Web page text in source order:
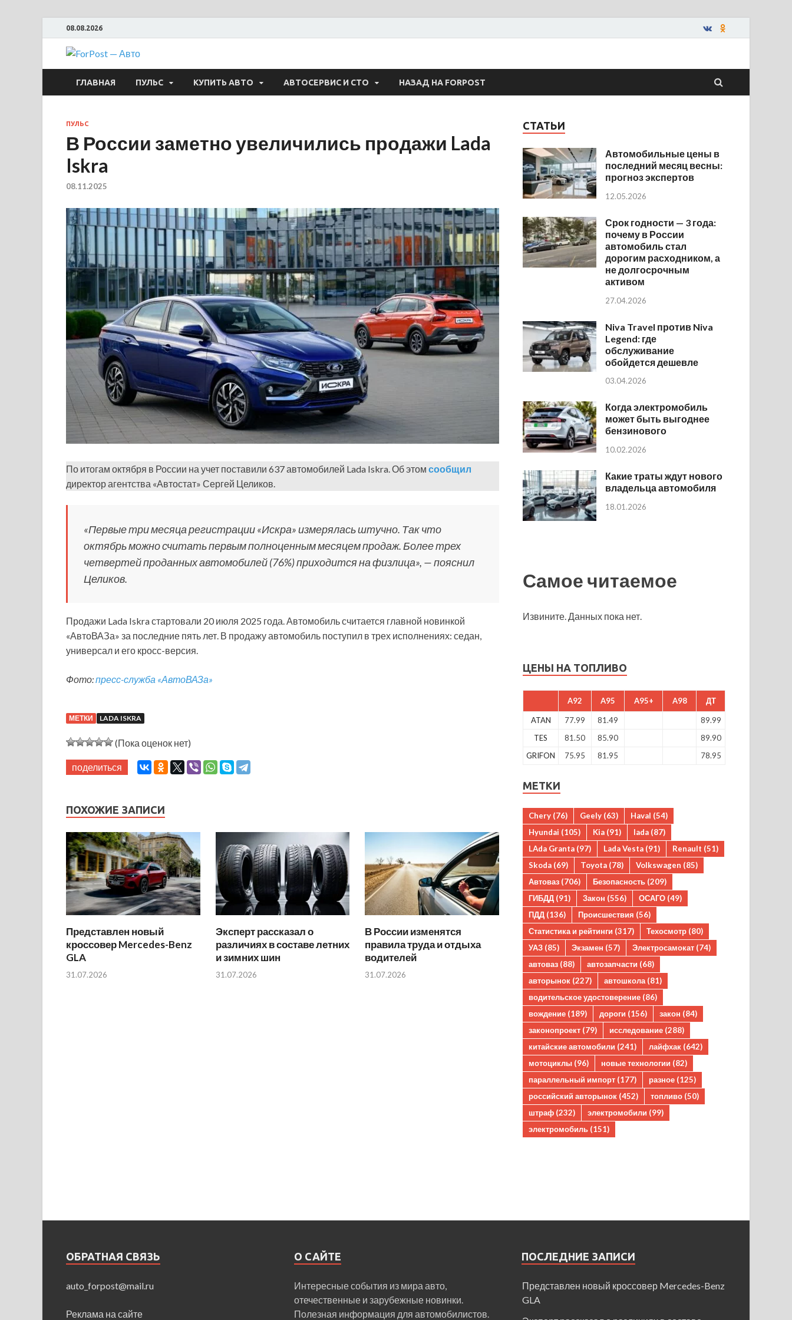
08.08.2026
ForPost — Авто
ГЛАВНАЯ ПУЛЬС КУПИТЬ АВТО АВТОСЕРВИС И СТО НАЗАД НА FORPOST
ПУЛЬС
В России заметно увеличились продажи Lada
Iskra
08.11.2025
По итогам октября в России на учет поставили 637 автомобилей Lada Iskra. Об этом сообщил
директор агентства «Автостат» Сергей Целиков.
«Первые три месяца регистрации «Искра» измерялась штучно. Так что
октябрь можно считать первым полноценным месяцем продаж. Более трех
четвертей проданных автомобилей (76%) приходится на физлица», — пояснил
Целиков.
Продажи Lada Iskra стартовали 20 июля 2025 года. Автомобиль считается главной новинкой
«АвтоВАЗа» за последние пять лет. В продажу автомобиль поступил в трех исполнениях: седан,
универсал и его кросс-версия.
Фото:пресс-служба «АвтоВАЗа»
МЕТКИ LADA ISKRA
(Пока оценок нет)
поделиться
ПОХОЖИЕ ЗАПИСИ
Представлен новый
кроссовер Mercedes-Benz
GLA
31.07.2026
Эксперт рассказал о
различиях в составе летних
и зимних шин
31.07.2026
В России изменятся
правила труда и отдыха
водителей
31.07.2026
СТАТЬИ
Автомобильные цены в
последний месяц весны:
прогноз экспертов
12.05.2026
Срок годности — 3 года:
почему в России
автомобиль стал
дорогим расходником, а
не долгосрочным
активом
27.04.2026
Niva Travel против Niva
Legend: где
обслуживание
обойдется дешевле
03.04.2026
Когда электромобиль
может быть выгоднее
бензинового
10.02.2026
Какие траты ждут нового
владельца автомобиля
18.01.2026
Самое читаемое
Извините. Данных пока нет.
ЦЕНЫ НА ТОПЛИВО
A92 A95 A95+ A98 ДТ
ATAN 77.99 81.49
89.99
TES
81.50 85.90
89.90
GRIFON
75.95 81.95 78.95
МЕТКИ
Chery (76) Geely (63) Haval (54)
Hyundai (105) Kia (91) lada (87)
LAda Granta (97) Lada Vesta (91) Renault (51)
Skoda (69) Toyota (78) Volkswagen (85)
Автоваз (706) Безопасность (209)
ГИБДД (91) Закон (556) ОСАГО (49)
ПДД (136) Происшествия (56)
Статистика и рейтинги (317) Техосмотр (80)
УАЗ (85) Экзамен (57) Электросамокат (74)
автоваз (88) автозапчасти (68)
авторынок (227) автошкола (81)
водительское удостоверение (86)
вождение (189) дороги (156) закон (84)
законопроект (79) исследование (288)
китайские автомобили (241) лайфхак (642)
мотоциклы (96) новые технологии (82)
параллельный импорт (177) разное (125)
российский авторынок (452) топливо (50)
штраф (232) электромобили (99)
электромобиль (151)
ОБРАТНАЯ СВЯЗЬ
auto_forpost@mail.ru
Реклама на сайте
О САЙТЕ
Интересные события из мира авто,
отечественные и зарубежные новинки.
Полезная информация для автомобилистов.
ПОСЛЕДНИЕ ЗАПИСИ
Представлен новый кроссовер Mercedes-Benz
GLA